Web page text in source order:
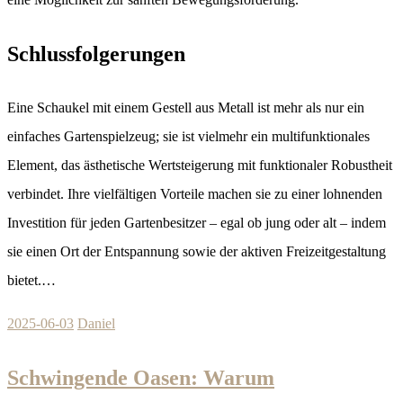
Schlussfolgerungen
Eine Schaukel mit einem Gestell aus Metall ist mehr als nur ein
einfaches Gartenspielzeug; sie ist vielmehr ein multifunktionales
Element, das ästhetische Wertsteigerung mit funktionaler Robustheit
verbindet. Ihre vielfältigen Vorteile machen sie zu einer lohnenden
Investition für jeden Gartenbesitzer – egal ob jung oder alt – indem
sie einen Ort der Entspannung sowie der aktiven Freizeitgestaltung
bietet.…
2025-06-03 Daniel
Schwingende Oasen: Warum